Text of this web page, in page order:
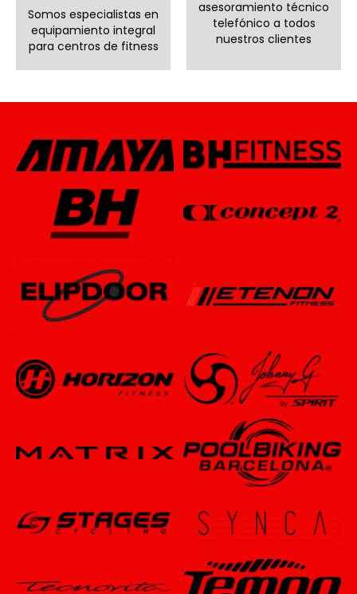
Somos especialistas en
equipamiento integral
para centros de fitness
asesoramiento técnico
telefónico a todos
nuestros clientes